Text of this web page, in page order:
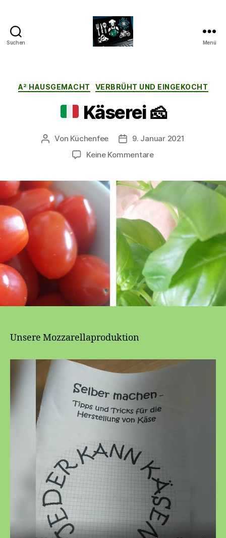
Suchen Menü
Kategorien
A² HAUSGEMACHT VERBRÜHT UND EINGEKOCHT
Käserei🧀
Beitragsautor
Von Küchenfee Beitragsdatum
9. Januar 2021
Keine Kommentarezu
🧀
Unsere Mozzarellaproduktion